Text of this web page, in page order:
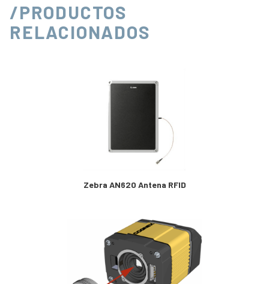
/PRODUCTOS
RELACIONADOS
Zebra AN620 Antena RFID